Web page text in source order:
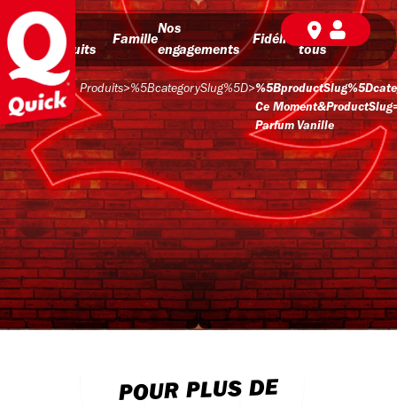
Nos
produits
Famille
Nos
engagements
Fidélité
BD pour
tous
Produits>%5BcategorySlug%5D>
Ce
Parfum Vanille
POUR PLUS DE